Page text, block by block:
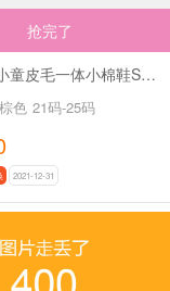
抢完了
特价包邮小童皮毛一体小棉鞋SA2078
色 21码-25码
2021-12-31